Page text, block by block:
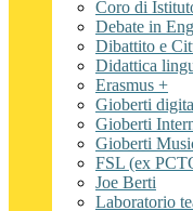
Coro di
Debate in
Dibattito e
Didattica
Erasmus +
Gioberti
Gioberti
Gioberti
FSL (ex
Joe Berti
Laboratorio